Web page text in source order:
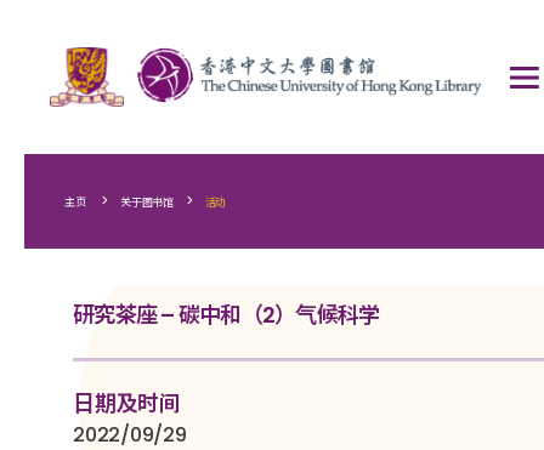
主页 > 关于图书馆 > 活动
研究茶座 – 碳中和（2）气候科学
日期及时间
2022/09/29